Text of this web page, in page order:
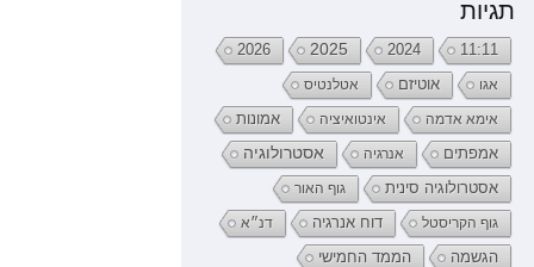
תגיות
11:11
2024
2025
2026
אגו אוטיזם אטלנטיס
אימא אדמה אינטואיציה אמונות
אמפתים אנרגיה אסטרולוגיה
אסטרולוגיה סינית גוף האור
גוף הקריסטל דוח אנרגיה דנ״א
הגשמה הממד החמישי